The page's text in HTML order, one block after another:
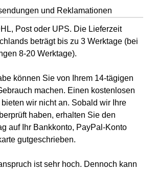
und Reklamationen
Post oder UPS. Die Lieferzeit
beträgt bis zu 3 Werktage (bei
8-20 Werktage).
können Sie von Ihrem 14-tägigen
machen. Einen kostenlosen
wir nicht an. Sobald wir Ihre
haben, erhalten Sie den
auf Ihr Bankkonto, PayPal-Konto
gutgeschrieben.
ist sehr hoch. Dennoch kann